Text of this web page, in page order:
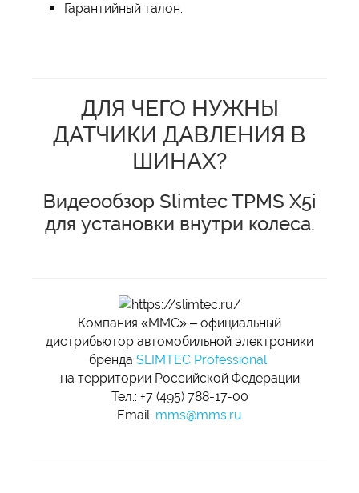
Гарантийный талон.
ДЛЯ ЧЕГО НУЖНЫ
ДАТЧИКИ ДАВЛЕНИЯ В
ШИНАХ?
Видеообзор Slimtec TPMS X5i
для установки внутри колеса.
Компания «ММС» – официальный
дистрибьютор автомобильной электроники
бренда SLIMTEC Professional
на территории Российской Федерации
Тел.: +7 (495) 788-17-00
Email: mms@mms.ru